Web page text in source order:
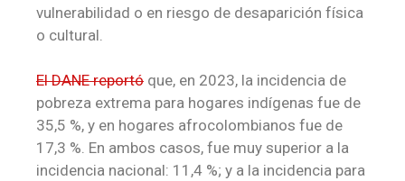
vulnerabilidad o en riesgo de desaparición física
o cultural.
El DANE reportó que, en 2023, la incidencia de
pobreza extrema para hogares indígenas fue de
35,5 %, y en hogares afrocolombianos fue de
17,3 %. En ambos casos, fue muy superior a la
incidencia nacional: 11,4 %; y a la incidencia para